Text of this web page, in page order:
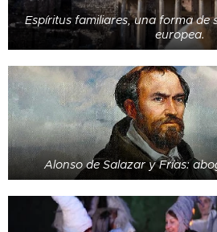
Espíritus familiares, una forma de
europea.
Alonso de Salazar y Frías: